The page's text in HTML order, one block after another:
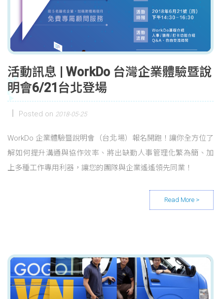
活動訊息 | WorkDo 台灣企業體驗暨說
明會6/21台北登場
Posted on 2018-05-25
WorkDo 企業體驗暨說明會（台北場）報名開跑！讓你全方位了
解如何提升溝通與協作效率、將出缺勤人事管理化繁為簡、加
上多種工作專用利器，讓您的團隊與企業遙遙領先同業！